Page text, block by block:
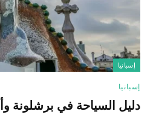
إسبانيا
إسبانيا
دليل السياحة في برشلونة